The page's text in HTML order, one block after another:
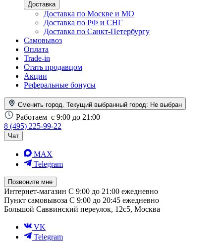
Доставка
Доставка по Москве и МО
Доставка по РФ и СНГ
Доставка по Санкт-Петербургу
Самовывоз
Оплата
Trade-in
Стать продавцом
Акции
Реферальные бонусы
Сменить город. Текущий выбранный город: Не выбран
Работаем с 9:00 до 21:00
8 (495) 225-99-22
Чат
MAX
Telegram
Позвоните мне
Интернет-магазин С 9:00 до 21:00 ежедневно
Пункт самовывоза С 9:00 до 20:45 ежедневно
Большой Саввинский переулок, 12с5, Москва
VK
Telegram